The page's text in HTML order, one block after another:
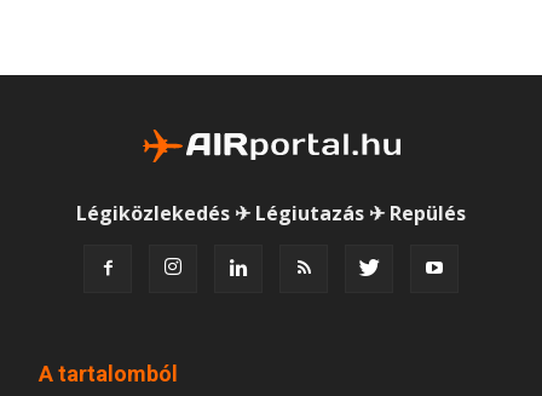
Légiközlekedés ✈ Légiutazás ✈ Repülés
A tartalomból